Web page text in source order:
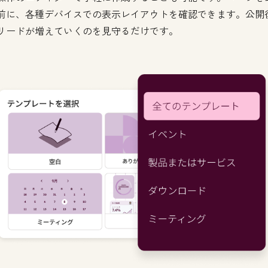
に、各種デバイスでの表示レイアウトを確認できます。公開
ードが増えていくのを見守るだけです。